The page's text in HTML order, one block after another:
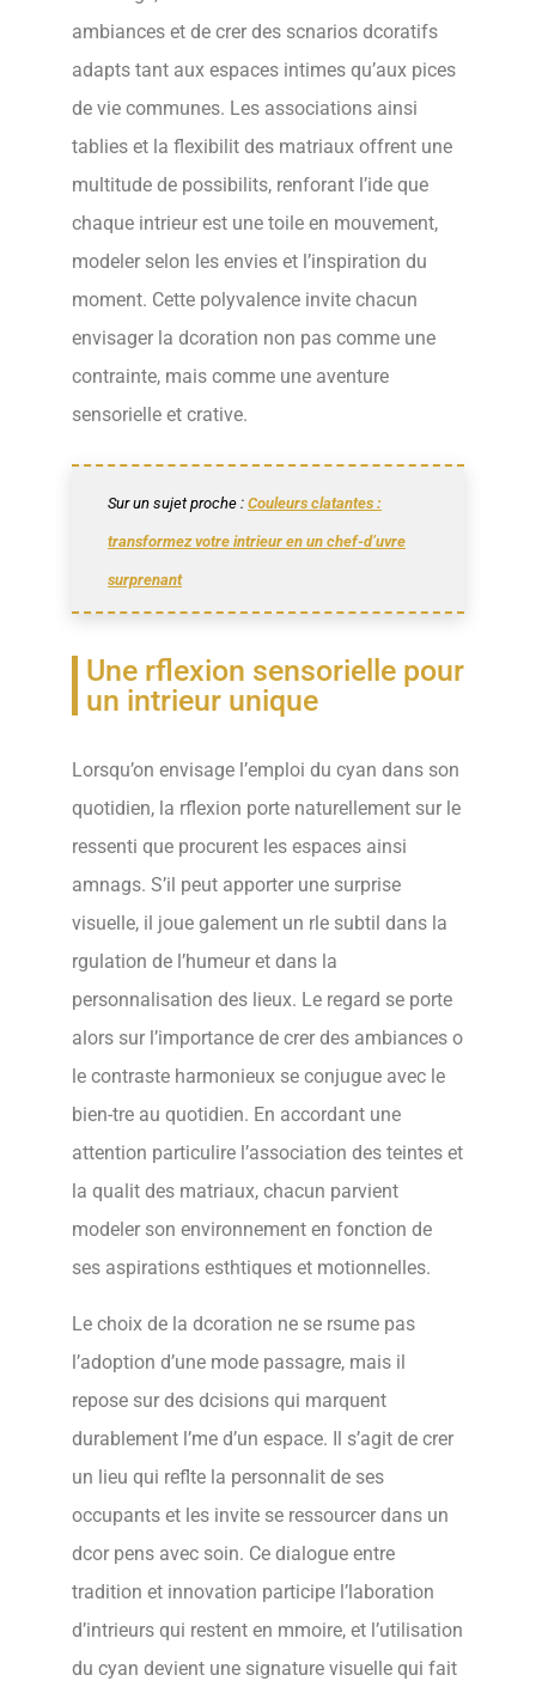
ambiances et de crer des scnarios dcoratifs
adapts tant aux espaces intimes qu’aux pices
de vie communes. Les associations ainsi
tablies et la flexibilit des matriaux offrent une
multitude de possibilits, renforant l’ide que
chaque intrieur est une toile en mouvement,
modeler selon les envies et l’inspiration du
moment. Cette polyvalence invite chacun
envisager la dcoration non pas comme une
contrainte, mais comme une aventure
sensorielle et crative.
Sur un sujet proche : Couleurs clatantes :
transformez votre intrieur en un chef-d’uvre
surprenant
Une rflexion sensorielle pour
un intrieur unique
Lorsqu’on envisage l’emploi du cyan dans son
quotidien, la rflexion porte naturellement sur le
ressenti que procurent les espaces ainsi
amnags. S’il peut apporter une surprise
visuelle, il joue galement un rle subtil dans la
rgulation de l’humeur et dans la
personnalisation des lieux. Le regard se porte
alors sur l’importance de crer des ambiances o
le contraste harmonieux se conjugue avec le
bien-tre au quotidien. En accordant une
attention particulire l’association des teintes et
la qualit des matriaux, chacun parvient
modeler son environnement en fonction de
ses aspirations esthtiques et motionnelles.
Le choix de la dcoration ne se rsume pas
l’adoption d’une mode passagre, mais il
repose sur des dcisions qui marquent
durablement l’me d’un espace. Il s’agit de crer
un lieu qui reflte la personnalit de ses
occupants et les invite se ressourcer dans un
dcor pens avec soin. Ce dialogue entre
tradition et innovation participe l’laboration
d’intrieurs qui restent en mmoire, et l’utilisation
du cyan devient une signature visuelle qui fait